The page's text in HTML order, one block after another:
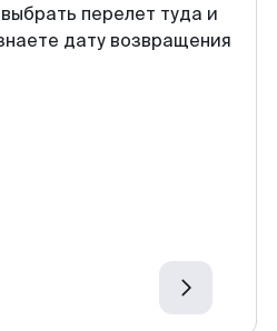
перелет туда и
дату возвращения